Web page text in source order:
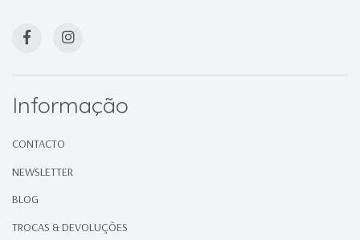
Informação
CONTACTO
NEWSLETTER
BLOG
TROCAS & DEVOLUÇÕES